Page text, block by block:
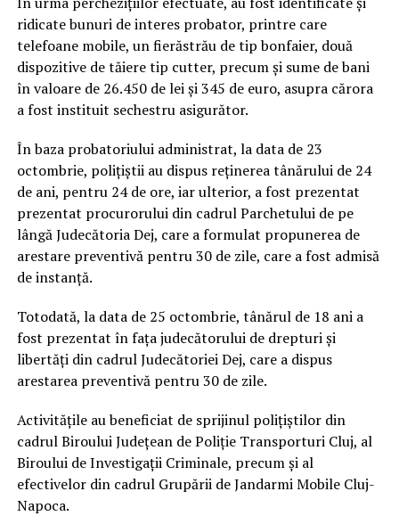
ridicate bunuri de interes probator, printre care
telefoane mobile, un fierăstrău de tip bonfaier, două
dispozitive de tăiere tip cutter, precum și sume de bani
în valoare de 26.450 de lei și 345 de euro, asupra cărora
a fost instituit sechestru asigurător.
În baza probatoriului administrat, la data de 23
octombrie, polițiștii au dispus reținerea tânărului de 24
de ani, pentru 24 de ore, iar ulterior, a fost prezentat
prezentat procurorului din cadrul Parchetului de pe
lângă Judecătoria Dej, care a formulat propunerea de
arestare preventivă pentru 30 de zile, care a fost admisă
de instanță.
Totodată, la data de 25 octombrie, tânărul de 18 ani a
fost prezentat în fața judecătorului de drepturi și
libertăți din cadrul Judecătoriei Dej, care a dispus
arestarea preventivă pentru 30 de zile.
Activitățile au beneficiat de sprijinul polițiștilor din
cadrul Biroului Județean de Poliție Transporturi Cluj, al
Biroului de Investigații Criminale, precum și al
efectivelor din cadrul Grupării de Jandarmi Mobile Cluj-
Napoca.